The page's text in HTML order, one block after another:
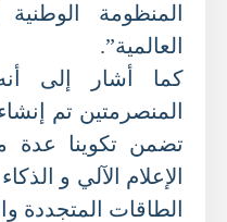
المنظومة
العالمية”.
كما أشار إلى
تضمن تكوينا عدة
الإعلام الآلي و
الطاقات المتجددة